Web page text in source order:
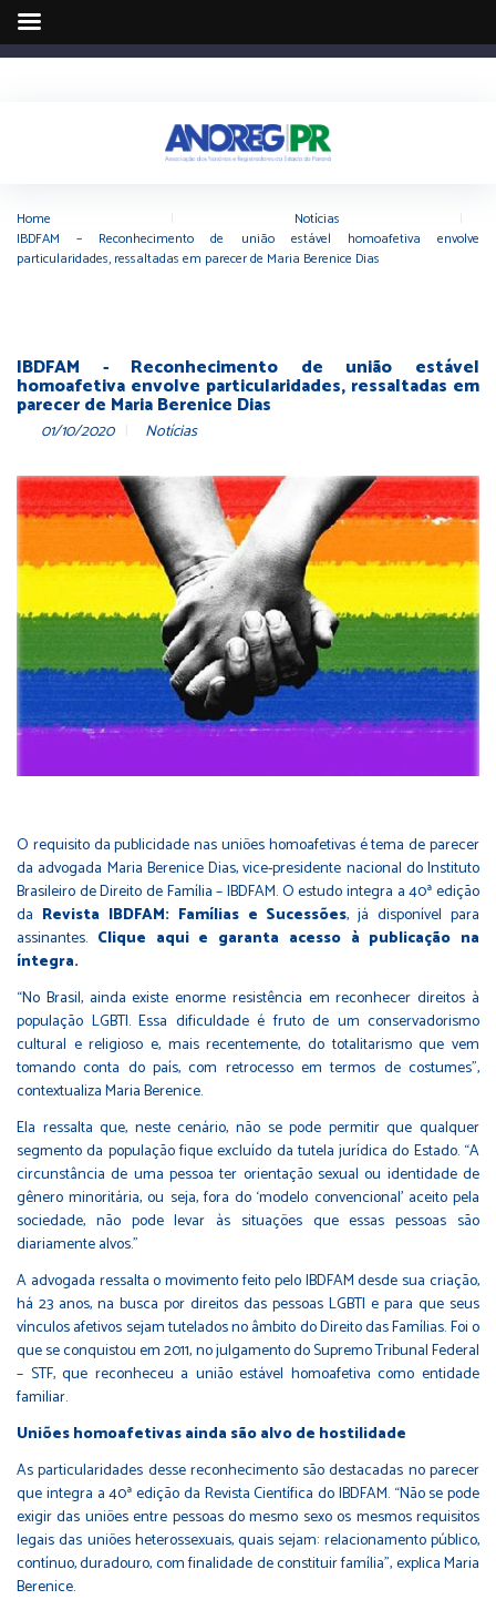
Home Notícias
IBDFAM – Reconhecimento de união estável homoafetiva envolve
particularidades, ressaltadas em parecer de Maria Berenice Dias
IBDFAM - Reconhecimento de união estável
homoafetiva envolve particularidades, ressaltadas em
parecer de Maria Berenice Dias
01/10/2020 Notícias
O requisito da publicidade nas uniões homoafetivas é tema de parecer
da advogada Maria Berenice Dias, vice-presidente nacional do Instituto
Brasileiro de Direito de Família – IBDFAM. O estudo integra a 40ª edição
da Revista IBDFAM: Famílias e Sucessões, já disponível para
assinantes. Clique aqui e garanta acesso à publicação na
íntegra.
“No Brasil, ainda existe enorme resistência em reconhecer direitos à
população LGBTI. Essa dificuldade é fruto de um conservadorismo
cultural e religioso e, mais recentemente, do totalitarismo que vem
tomando conta do país, com retrocesso em termos de costumes”,
contextualiza Maria Berenice.
Ela ressalta que, neste cenário, não se pode permitir que qualquer
segmento da população fique excluído da tutela jurídica do Estado. “A
circunstância de uma pessoa ter orientação sexual ou identidade de
gênero minoritária, ou seja, fora do ‘modelo convencional’ aceito pela
sociedade, não pode levar às situações que essas pessoas são
diariamente alvos.”
A advogada ressalta o movimento feito pelo IBDFAM desde sua criação,
há 23 anos, na busca por direitos das pessoas LGBTI e para que seus
vínculos afetivos sejam tutelados no âmbito do Direito das Famílias. Foi o
que se conquistou em 2011, no julgamento do Supremo Tribunal Federal
– STF, que reconheceu a união estável homoafetiva como entidade
familiar.
Uniões homoafetivas ainda são alvo de hostilidade
As particularidades desse reconhecimento são destacadas no parecer
que integra a 40ª edição da Revista Científica do IBDFAM. “Não se pode
exigir das uniões entre pessoas do mesmo sexo os mesmos requisitos
legais das uniões heterossexuais, quais sejam: relacionamento público,
contínuo, duradouro, com finalidade de constituir família”, explica Maria
Berenice.